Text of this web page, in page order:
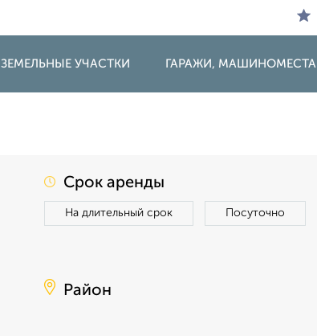
ЗЕМЕЛЬНЫЕ УЧАСТКИ ГАРАЖИ, МАШИНОМЕСТА
Срок аренды
На длительный срок Посуточно
Район